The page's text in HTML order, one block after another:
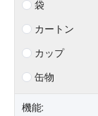
袋
カートン
カップ
缶物
機能: